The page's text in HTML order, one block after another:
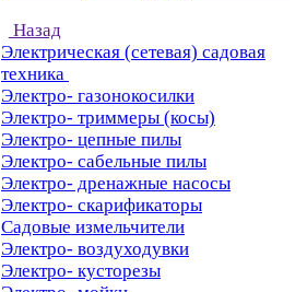
Назад
Электрическая (сетевая) садовая
техника
Электро- газонокосилки
Электро- триммеры (косы)
Электро- цепные пилы
Электро- сабельные пилы
Электро- дренажные насосы
Электро- скарификаторы
Садовые измельчители
Электро- воздуходувки
Электро- кусторезы